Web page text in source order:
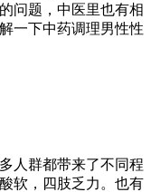
问题，中医里也有相
一下中药调理男性性
人群都带来了不同程
软，四肢乏力。也有